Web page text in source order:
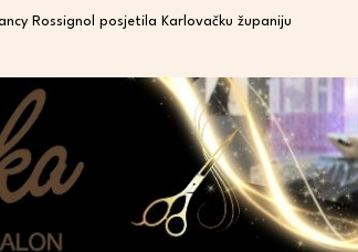
Rossignol posjetila Karlovačku županiju